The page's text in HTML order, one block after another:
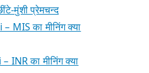
मुंशी प्रेमचन्द
का मीनिंग क्या
का मीनिंग क्या